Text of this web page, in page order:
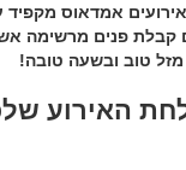
אמדאוס מקפיד
קבלת פנים מרשימה
טוב ובשעה טובה!
האירוע